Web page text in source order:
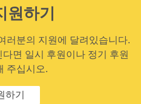
원하기
러분의 지원에 달려있습니다.
면 일시 후원이나 정기 후원
주십시오.
하기